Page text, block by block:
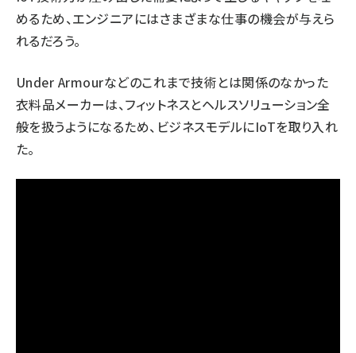
めるため、エンジニアにはさまざまな仕事の機会が与えら
れるだろう。
Under Armourなどのこれまで技術とは関係のなかった
衣料品メーカーは、フィットネスとヘルスソリューション全
般を扱うようになるため、ビジネスモデルにIoTを取り入れ
た。